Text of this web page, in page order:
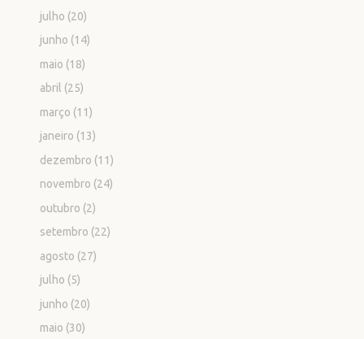
julho (20)
junho (14)
maio (18)
abril (25)
março (11)
janeiro (13)
dezembro (11)
novembro (24)
outubro (2)
setembro (22)
agosto (27)
julho (5)
junho (20)
maio (30)